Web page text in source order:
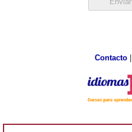
Contacto|